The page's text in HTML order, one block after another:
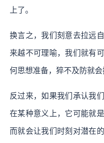
上了。
换言之，我们刻意去拉远
来越不可理喻，我们就有
何思想准备，猝不及防就会
反过来，如果我们承认我
在某种意义上，它可能就
而就会让我们时刻对潜在